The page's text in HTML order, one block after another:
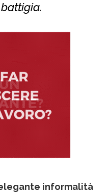
informalità